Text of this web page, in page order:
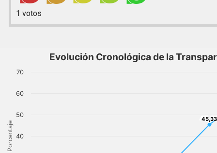
1 votos
Porcentaje
Evolución Cronológica de la
45,33
40
50
60
70